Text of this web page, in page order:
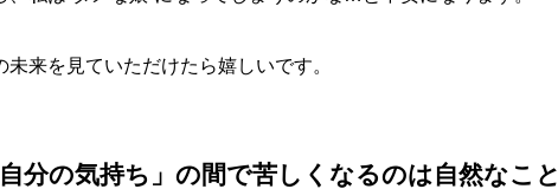
来を見ていただけたら嬉しいです。
分の気持ち」の間で苦しくなるのは自然なこと